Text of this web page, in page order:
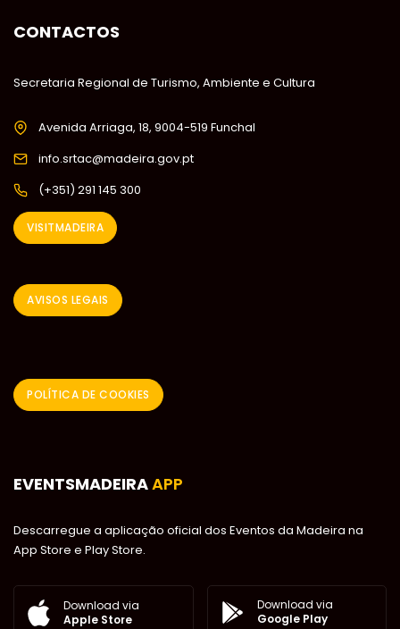
CONTACTOS
Secretaria Regional de Turismo, Ambiente e Cultura
Avenida Arriaga, 18, 9004-519 Funchal
info.srtac@madeira.gov.pt
(+351) 291 145 300
VISITMADEIRA
AVISOS LEGAIS
POLÍTICA DE COOKIES
EVENTSMADEIRAAPP
Descarregue a aplicação oficial dos Eventos da Madeira na
App Store e Play Store.
Download via
Apple Store
Download via
Google Play